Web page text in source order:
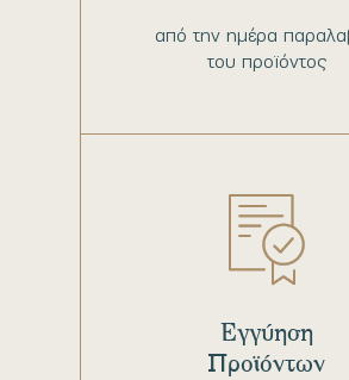
από την ημέρα
του προϊόντος
Εγγύηση
Προϊόντων